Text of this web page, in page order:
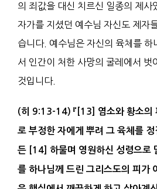
의 죄값을 대신 치르신 일종의 제사
자가를 지셨던 예수님 자신도 제자
습니다. 예수님은 자신의 육체를 하
서 인간이 처한 사망의 굴레에서 벗
것입니다.
(히 9:13-14) 『 [13] 염소와 황소의
로 부정한 자에게 뿌려 그 육체를 정
든 [14] 하물며 영원하신 성령으로
를 하나님께 드린 그리스도의 피가